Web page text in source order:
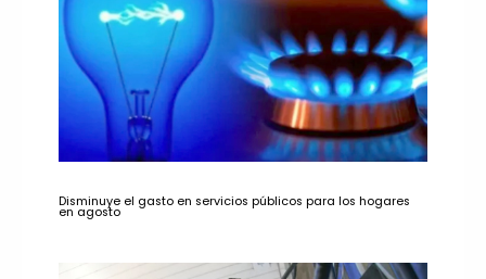
Disminuye el gasto en servicios públicos para los hogares
en agosto